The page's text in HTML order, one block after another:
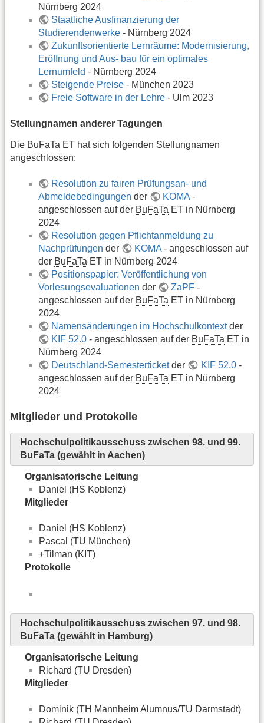
Nürnberg 2024
Staatliche Ausfinanzierung der
Studierendenwerke - Nürnberg 2024
Zukunftsorientierte Lernräume: Modernisierung,
Eröffnung und Aus- bau für ein optimales
Lernumfeld - Nürnberg 2024
Steigende Preise - München 2023
Freie Software in der Lehre - Ulm 2023
Stellungnamen anderer Tagungen
Die BuFaTa ET hat sich folgenden Stellungnamen
angeschlossen:
Resolution zu fairen Prüfungsan- und
Abmeldebedingungen der KOMA -
angeschlossen auf der BuFaTa ET in Nürnberg
2024
Resolution gegen Pflichtanmeldung zu
Nachprüfungen der KOMA - angeschlossen auf
der BuFaTa ET in Nürnberg 2024
Positionspapier: Veröffentlichung von
Vorlesungsevaluationen der ZaPF -
angeschlossen auf der BuFaTa ET in Nürnberg
2024
Namensänderungen im Hochschulkontextder
KIF 52.0 - angeschlossen auf der BuFaTa ET in
Nürnberg 2024
Deutschland-Semesterticketder KIF 52.0-
angeschlossen auf der BuFaTa ET in Nürnberg
2024
Mitglieder und Protokolle
Hochschulpolitikausschuss zwischen 98. und 99.
BuFaTa (gewählt in Aachen)
Organisatorische Leitung
Daniel (HS Koblenz)
Mitglieder
Daniel (HS Koblenz)
Pascal (TU München)
+Tilman (KIT)
Protokolle
Hochschulpolitikausschuss zwischen 97. und 98.
BuFaTa (gewählt in Hamburg)
Organisatorische Leitung
Richard (TU Dresden)
Mitglieder
Dominik (TH Mannheim Alumnus/TU Darmstadt)